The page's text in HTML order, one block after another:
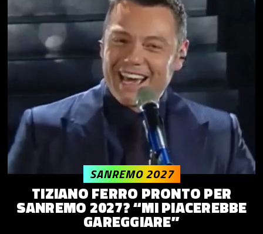
TIZIANO FERRO PRONTO PER
SANREMO 2027? “MI PIACEREBBE
GAREGGIARE”
SANREMO 2027